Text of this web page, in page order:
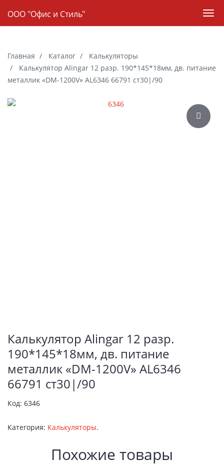
content
Навигация
ООО "Офис и Стиль"
Главная Каталог
Калькуляторы
Калькулятор Alingar 12 разр. 190*145*18мм, дв. питание
металлик «DM-1200V» AL6346 66791 ст30|/90
Галерея
Калькулятор Alingar 12 разр.
190*145*18мм, дв. питание
металлик «DM-1200V» AL6346
66791 ст30|/90
Код: 6346
Категория: Калькуляторы.
Похожие товары